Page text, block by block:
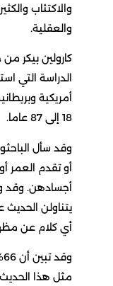
والاكتئاب والكثير من
والعقلية.
كارولين بيكر من
أمريكية وبريطانية
وقد سأل الباحثون
أو تقدم العمر أو
أجسادهن. وقد وجدوا
يتناولن الحديث عن
أي كلام عن مظهر من
وقد تبين
مثل هذا الحديث من